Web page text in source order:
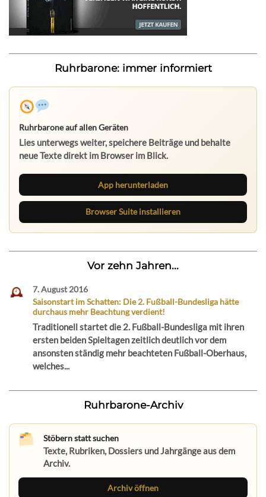
Ruhrbarone: immer informiert
Ruhrbarone auf allen Geräten
Lies unterwegs weiter, speichere Beiträge und behalte
neue Texte direkt im Browser im Blick.
App herunterladen
Browser Suite installieren
Vor zehn Jahren...
7. August 2016
Saisonstart im Schatten: Die 2. Fußball-Bundesliga hätte
durchaus mehr Beachtung verdient!
Traditionell startet die 2. Fußball-Bundesliga mit ihren
ersten beiden Spieltagen zeitlich deutlich vor dem
ansonsten ständig mehr beachteten Fußball-Oberhaus,
welches...
Ruhrbarone-Archiv
Stöbern statt suchen
Texte, Rubriken, Dossiers und Jahrgänge aus dem
Archiv.
Archiv öffnen